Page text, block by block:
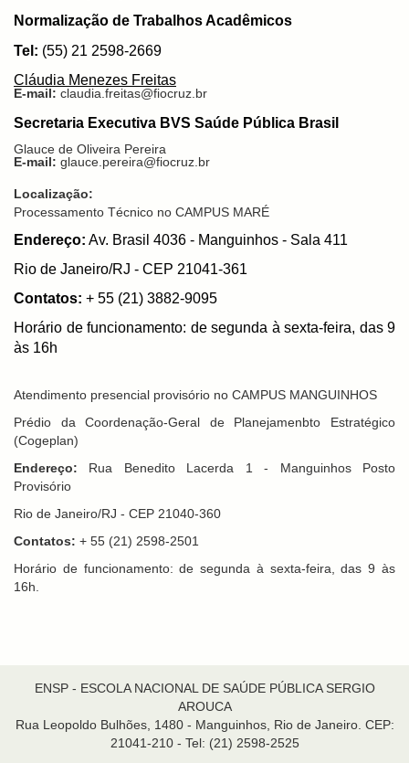
Normalização de Trabalhos Acadêmicos
Tel: (55) 21 2598-2669
Cláudia Menezes Freitas
E-mail: claudia.freitas@fiocruz.br
Secretaria Executiva BVS Saúde Pública Brasil
Glauce de Oliveira Pereira
E-mail: glauce.pereira@fiocruz.br
Localização:
Processamento Técnico no CAMPUS MARÉ
Endereço: Av. Brasil 4036 - Manguinhos - Sala 411
Rio de Janeiro/RJ - CEP 21041-361
Contatos: + 55 (21) 3882-9095
Horário de funcionamento: de segunda à sexta-feira, das 9
às 16h
Atendimento presencial provisório no CAMPUS MANGUINHOS
Prédio da Coordenação-Geral de Planejamenbto Estratégico
(Cogeplan)
Endereço: Rua Benedito Lacerda 1 - Manguinhos Posto
Provisório
Rio de Janeiro/RJ - CEP 21040-360
Contatos: + 55 (21) 2598-2501
Horário de funcionamento: de segunda à sexta-feira, das 9 às
16h.
ENSP - ESCOLA NACIONAL DE SAÚDE PÚBLICA SERGIO
AROUCA
Rua Leopoldo Bulhões, 1480 - Manguinhos, Rio de Janeiro. CEP:
21041-210 - Tel: (21) 2598-2525